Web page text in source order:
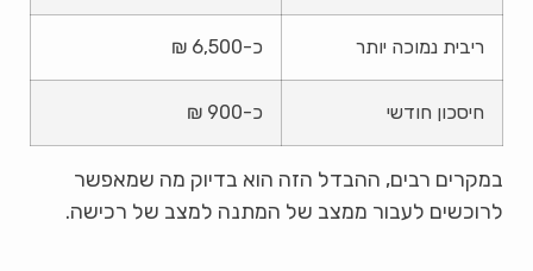
ריבית נמוכה יותר כ-6,500 ₪
חיסכון חודשי כ-900 ₪
במקרים רבים, ההבדל הזה הוא בדיוק מה שמאפשר
לרוכשים לעבור ממצב של המתנה למצב של רכישה.